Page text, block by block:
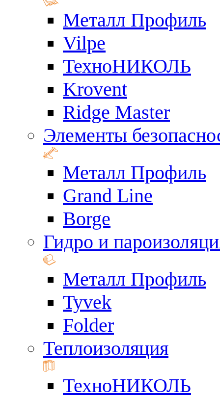
Металл Профиль
Vilpe
ТехноНИКОЛЬ
Krovent
Ridge Master
Элементы
Металл Профиль
Grand Line
Borge
Гидро и
Металл Профиль
Tyvek
Folder
Теплоизоляция
ТехноНИКОЛЬ